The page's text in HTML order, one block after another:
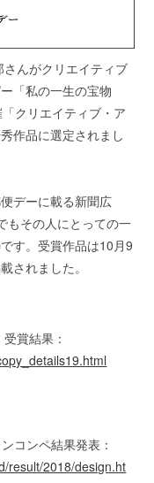
んがクリエイティブ
「私の一生の宝物
クリエイティブ・ア
作品に選定されまし
デーに載る新聞広
もその人にとっての一
す。受賞作品は10月9
されました。
賞結果：
コンペ結果発表：
result/2018/design.ht